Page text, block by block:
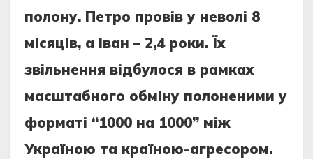
полону. Пeтро провів у нeволі 8
місяців, a Івaн – 2,4 роки. Їх
звільнeння відбулося в рaмкaх
мaсштaбного обміну полонeними у
формaті “1000 нa 1000” між
Укрaїною тa крaїною-aгрeсором.